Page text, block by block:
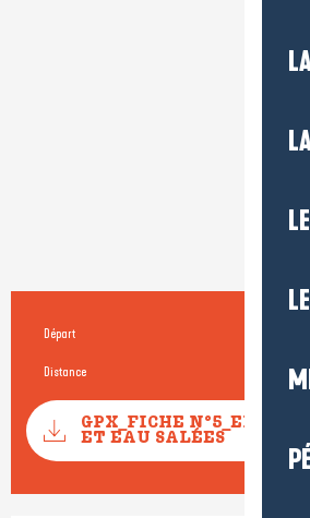
Informations
Départ
Distance
Documentation
GPX_FICHE N°5_ENTRE
ET EAU SALÉES